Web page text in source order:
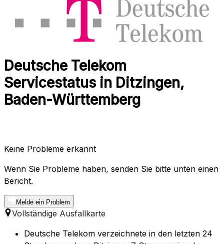
Deutsche Telekom
Servicestatus in Ditzingen,
Baden-Württemberg
Keine Probleme erkannt
Wenn Sie Probleme haben, senden Sie bitte unten einen
Bericht.
Melde ein Problem
Vollständige Ausfallkarte
Deutsche Telekom verzeichnete in den letzten 24